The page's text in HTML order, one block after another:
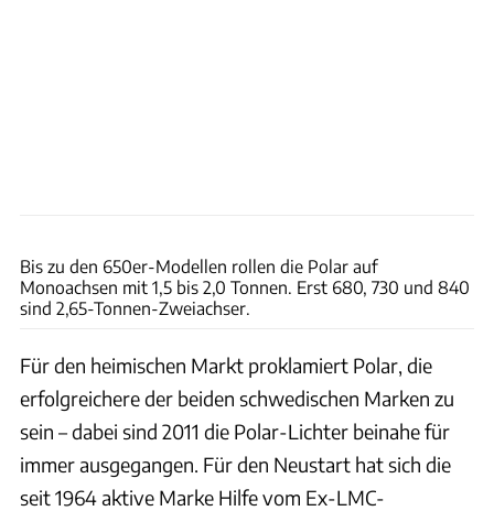
Bis zu den 650er-Modellen rollen die Polar auf
Monoachsen mit 1,5 bis 2,0 Tonnen. Erst 680, 730 und 840
sind 2,65-Tonnen-Zweiachser.
Für den heimischen Markt proklamiert Polar, die
erfolgreichere der beiden schwedischen Marken zu
sein – dabei sind 2011 die Polar-Lichter beinahe für
immer ausgegangen. Für den Neustart hat sich die
seit 1964 aktive Marke Hilfe vom Ex-LMC-